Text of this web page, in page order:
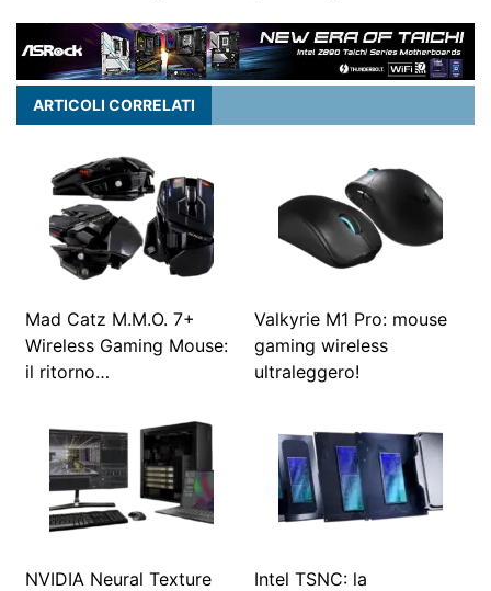
ARTICOLI CORRELATI
Mad Catz M.M.O. 7+
Wireless Gaming Mouse:
il ritorno…
Valkyrie M1 Pro: mouse
gaming wireless
ultraleggero!
NVIDIA Neural Texture
Intel TSNC: la